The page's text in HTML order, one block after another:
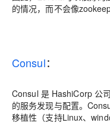
的情况，而不会像
Consul：
Consul 是 HashiCorp 公
的服务发现与配置。
移植性（支持Linux、